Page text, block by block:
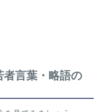
者言葉・略語の